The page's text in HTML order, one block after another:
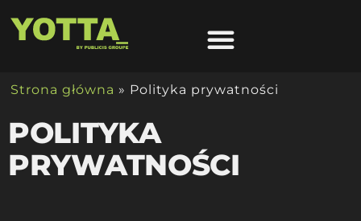
Strona główna » Polityka prywatności
POLITYKA
PRYWATNOŚCI